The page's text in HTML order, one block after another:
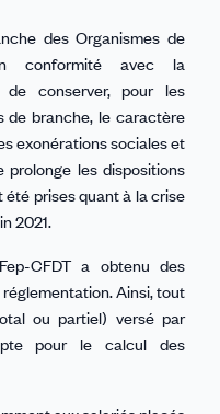
des Organismes de
conformité avec la
conserver, pour les
de branche, le caractère
exonérations sociales et
les dispositions
prises quant à la crise
2021.
CFDT a obtenu des
Ainsi, tout
ou partiel) versé par
pour le calcul des